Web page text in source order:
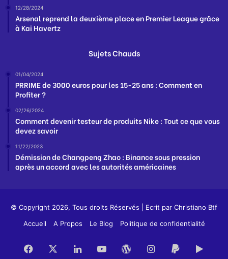
12/28/2024
Arsenal reprend la deuxième place en Premier League grâce
à Kai Havertz
Sujets Chauds
01/04/2024
PRRIME de 3000 euros pour les 15-25 ans : Comment en
Profiter ?
02/26/2024
Comment devenir testeur de produits Nike : Tout ce que vous
devez savoir
11/22/2023
Démission de Changpeng Zhao : Binance sous pression
après un accord avec les autorités américaines
© Copyright 2026, Tous droits Réservés | Ecrit par Christiano Btf
Accueil
A Propos Le Blog Politique de confidentialité
Facebook LinkedinYouTubeWordPress
Instagram
PayPal